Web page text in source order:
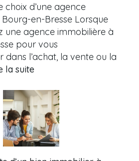
choix d’une agence
en-Bresse Lorsque
une agence immobilière à
pour vous
l’achat, la vente ou la
la suite